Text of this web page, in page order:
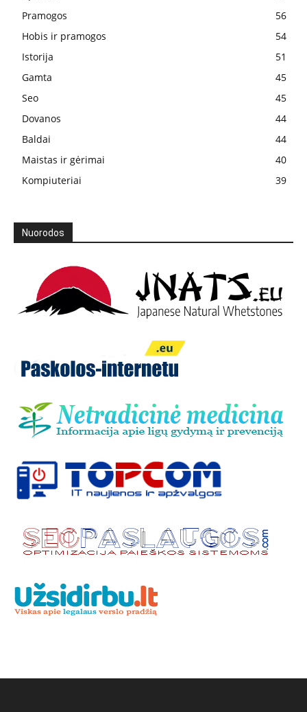
Pramogos
56
Hobis ir pramogos
54
Istorija
51
Gamta
45
Seo
45
Dovanos
44
Baldai
44
Maistas ir gėrimai
40
Kompiuteriai
39
Nuorodos